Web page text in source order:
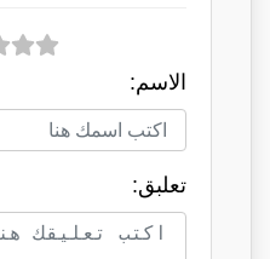
الاسم:
تعلبق: